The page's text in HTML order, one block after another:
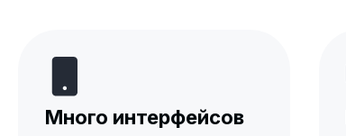
Много интерфейсов